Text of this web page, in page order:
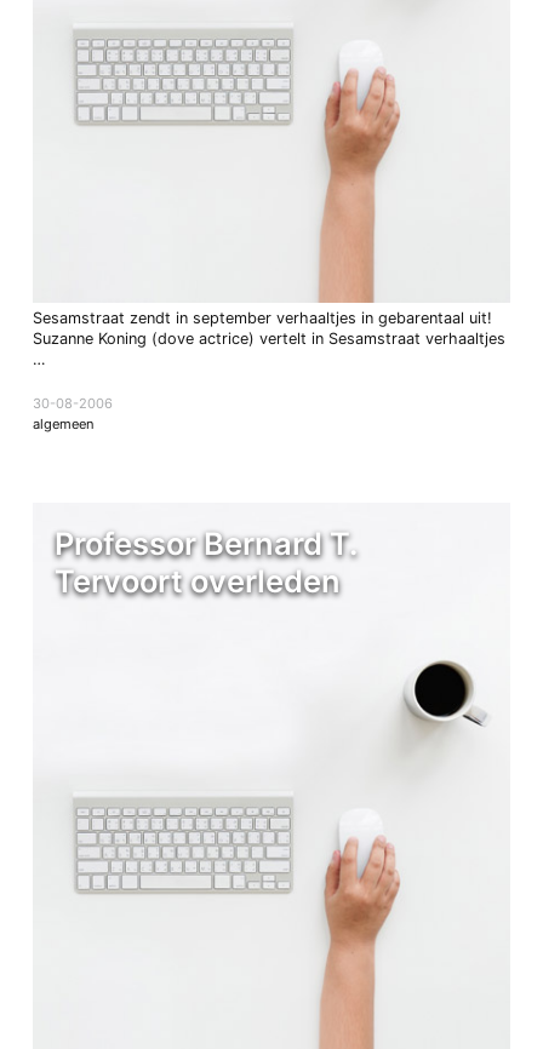
Sesamstraat zendt in september verhaaltjes in gebarentaal uit!
Suzanne Koning (dove actrice) vertelt in Sesamstraat verhaaltjes
…
30-08-2006
algemeen
Professor Bernard T.
Tervoort overleden